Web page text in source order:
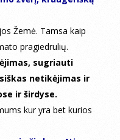
Žemė. Tamsa kaip
pragiedrulių.
sugriauti
netikėjimas ir
ir širdyse.
kur yra bet kurios